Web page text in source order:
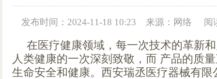
发布时间：2024-11-18 10:23 来源：网络 阅
在医疗健康领域，每一次技术的革新
人类健康的一次深刻致敬，而 产品的质
生命安全和健康。西安瑞丞医疗器械有